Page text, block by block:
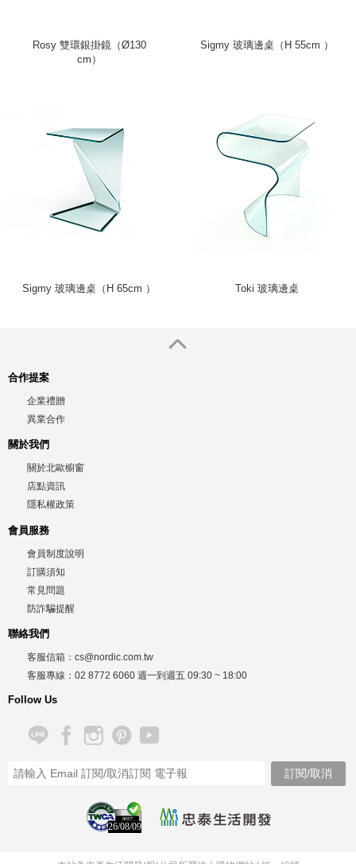
Rosy 雙環銀掛鏡（Ø130
cm）
Sigmy 玻璃邊桌（H 55cm ）
Sigmy 玻璃邊桌（H 65cm ） Toki 玻璃邊桌
合作提案
企業禮贈
異業合作
關於我們
關於北歐櫥窗
店點資訊
隱私權政策
會員服務
會員制度說明
訂購須知
常見問題
防詐騙提醒
聯絡我們
客服信箱： cs@nordic.com.tw
客服專線： 02 8772 6060 週一到週五 09:30 ~ 18:00
Follow Us
26/08/09